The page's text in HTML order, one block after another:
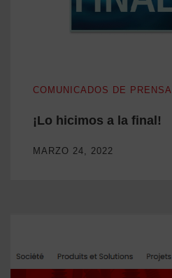
COMUNICADOS DE PRENSA
¡Lo hicimos a la final!
MARZO 24, 2022